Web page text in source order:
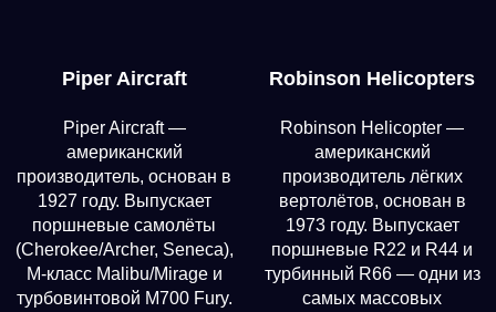
Piper Aircraft
Piper Aircraft —
американский
производитель, основан в
1927 году. Выпускает
поршневые самолёты
(Cherokee/Archer, Seneca),
M-класс Malibu/Mirage и
турбовинтовой M700 Fury.
Robinson Helicopters
Robinson Helicopter —
американский
производитель лёгких
вертолётов, основан в
1973 году. Выпускает
поршневые R22 и R44 и
турбинный R66 — одни из
самых массовых